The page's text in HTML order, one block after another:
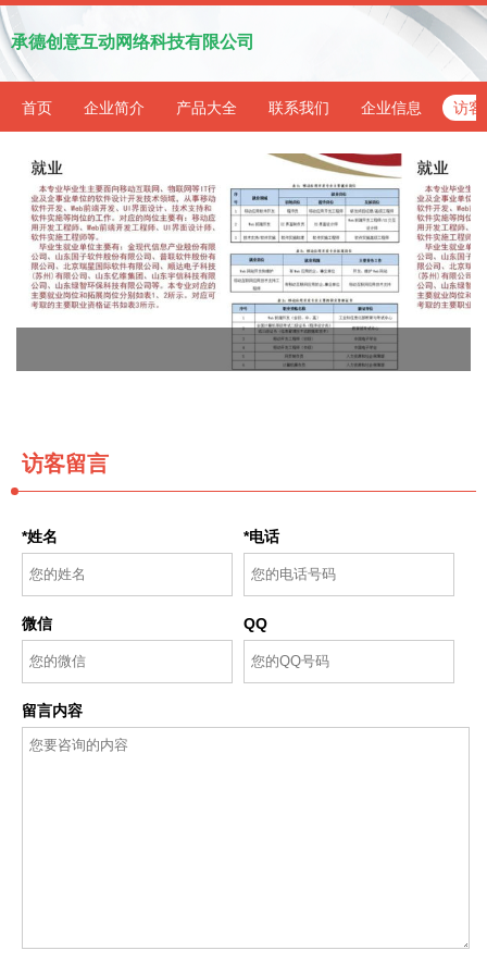
承德创意互动网络科技有限公司
首页 企业简介 产品大全 联系我们 企业信息 访客
访客留言
*姓名 *电话
微信 QQ
留言内容